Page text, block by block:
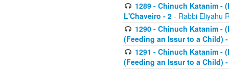
1289 - Chinuch Katanim -
L'Chaveiro - 2 - Rabbi Eliyahu
1290 - Chinuch Katanim -
(Feeding an Issur to a Child)
1291 - Chinuch Katanim -
(Feeding an Issur to a Child)